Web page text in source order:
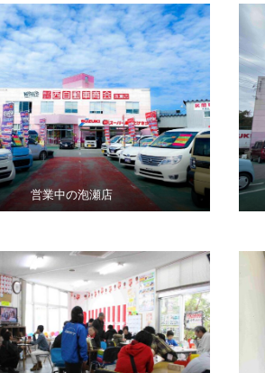
営業中の泡瀬店